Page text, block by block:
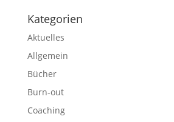
Kategorien
Aktuelles
Allgemein
Bücher
Burn-out
Coaching